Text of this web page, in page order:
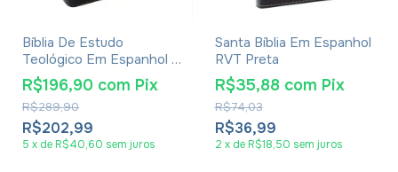
Bíblia De Estudo
Teológico Em Espanhol -
Reina-Valera 1960 - Com
Índice - Capa Luxo
R$202,99
R$289,90
R$196,90 com Pix
5 x de R$40,60 sem juros
Santa Bíblia Em Espanhol
RVT Preta
R$36,99
R$74,03
R$35,88 com Pix
2 x de R$18,50 sem juros